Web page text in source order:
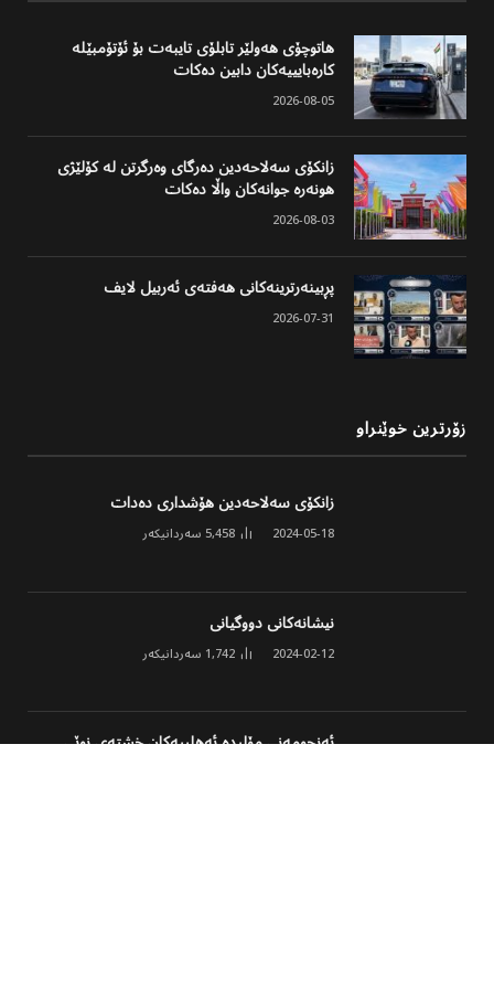
هاتوچۆی هەولێر تابلۆی تایبەت بۆ ئۆتۆمبێلە
کارەبایییەکان دابین دەکات
2026-08-05
زانکۆی سەلاحەدین دەرگای وەرگرتن لە کۆلێژی
هونەرە جوانەکان واڵا دەکات
2026-08-03
پڕبینەرترینەکانی هەفتەی ئەربیل لایف
2026-07-31
زۆرترین خوێنراو
زانکۆی سەلاحەدین هۆشداری دەدات
2024-05-18
5,458 سەردانیکەر
نیشانەکانی دووگیانی
2024-02-12
1,742 سەردانیکەر
ئەنجومەنی مۆلیدە ئەهلییەکان خشتەی نوێی